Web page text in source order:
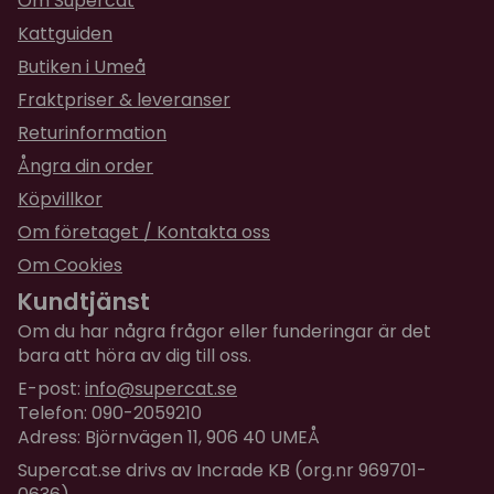
Enkel användning
Placera klösbrädan på golvet, strö över lite
kattmynta och låt katten utforska. Perfekt vid
favoritplatser som soffhörn, vid fönster eller bredvid
favoritbädden.
Kattguiden
Butiken i Umeå
Fraktpriser & leveranser
Returinformation
Ångra din order
Köpvillkor
Om företaget / Kontakta oss
Om Cookies
Kundtjänst
Om du har några frågor eller funderingar är det
bara att höra av dig till oss.
E-post: info@supercat.se
Telefon: 090-2059210
Adress: Björnvägen 11, 906 40 UMEÅ
Supercat.se drivs av Incrade KB (org.nr 969701-